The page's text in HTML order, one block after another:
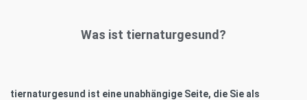
Was ist tiernaturgesund?
tiernaturgesund ist eine unabhängige Seite, die Sie als